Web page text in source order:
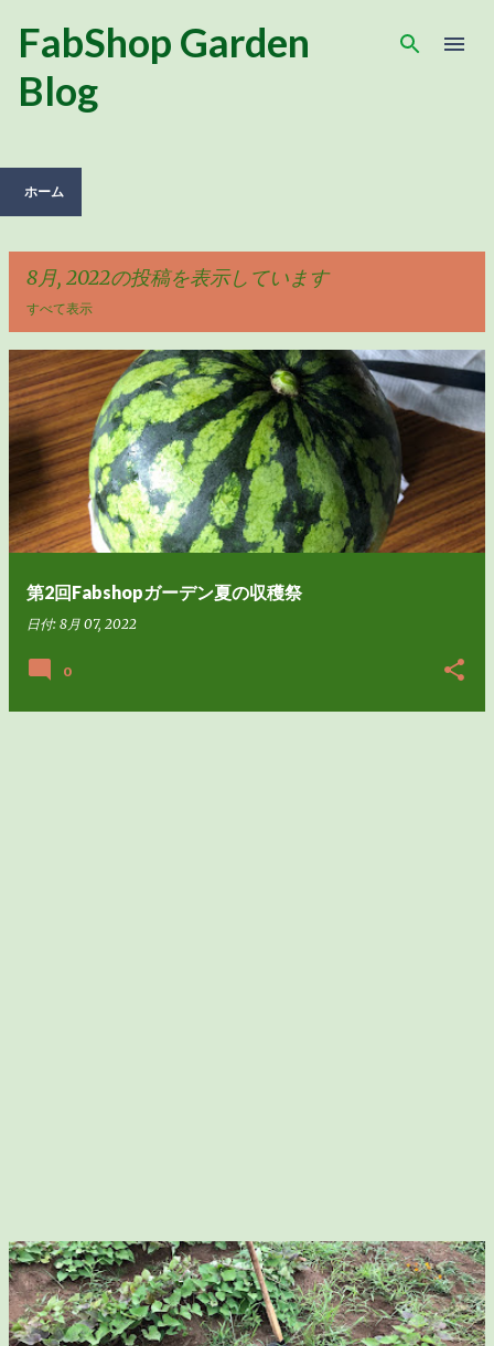
スキップしてメイン コンテンツに移動
FabShop Garden
Blog
ホーム
8月, 2022の投稿を表示しています
すべて表示
投
稿
第2回Fabshopガーデン夏の収穫祭
日付: 8月 07, 2022
0